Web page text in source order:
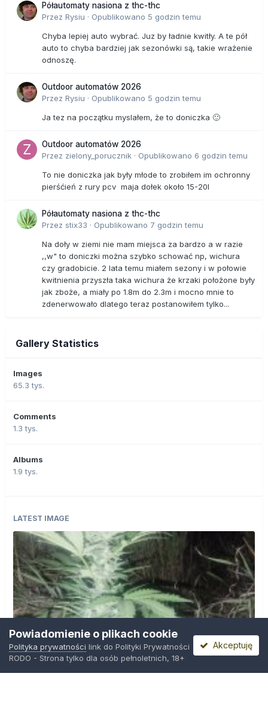
Półautomaty nasiona z thc-thc
Przez Rysiu · Opublikowano 5 godzin temu
Chyba lepiej auto wybrać. Juz by ładnie kwitły. A te pół
auto to chyba bardziej jak sezonówki są, takie wrażenie
odnoszę.
Outdoor automatów 2026
Przez Rysiu · Opublikowano 5 godzin temu
Ja tez na początku myslałem, że to doniczka 🙂
Outdoor automatów 2026
Przez zielony_porucznik · Opublikowano 6 godzin temu
To nie doniczka jak były młode to zrobiłem im ochronny
pierśćień z rury pcv maja dołek około 15-20l
Półautomaty nasiona z thc-thc
Przez stix33 · Opublikowano 7 godzin temu
Na doły w ziemi nie mam miejsca za bardzo a w razie
,,w" to doniczki można szybko schować np, wichura
czy gradobicie. 2 lata temu miałem sezony i w połowie
kwitnienia przyszła taka wichura że krzaki położone były
jak zboże, a miały po 1.8m do 2.3m i mocno mnie to
zdenerwowało dlatego teraz postanowiłem tylko...
Gallery Statistics
Images
65.3 tys.
Comments
1.3 tys.
Albums
1.9 tys.
LATEST IMAGE
Powiadomienie o plikach cookie
Polityka prywatności link do Polityki Prywatności
RODO - Strona tylko dla osób pełnoletnich, 18+
Akceptuję